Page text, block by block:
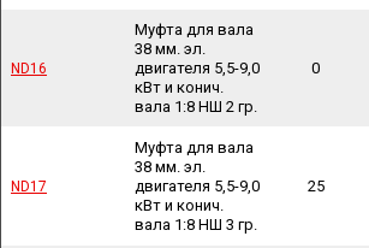
ND16
Муфта для вала
38 мм. эл.
двигателя 5,5-9,0
кВт и конич.
вала 1:8 НШ 2 гр.
0
ND17
Муфта для вала
38 мм. эл.
двигателя 5,5-9,0
кВт и конич.
вала 1:8 НШ 3 гр.
25
ND16
ND17